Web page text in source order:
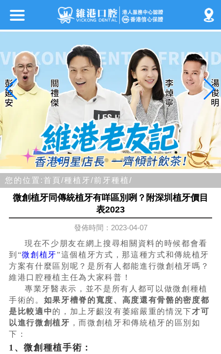
您的位置:首頁/種植牙/前牙種植/
微創植牙同傳統植牙有咩區別咧？附深圳植牙價目
表2023
發佈時間：2023-04-07
現在不少朋友在網上搜尋相關資料的時候都會看
到“微創植牙”這個植牙方式，那這種方式和傳統植牙
方案有什麼區別呢？是所有人都能進行微創植牙嗎？
維港口腔種植主任為大家科普！
專業牙醫表示，並不是所有人都可以做微創種植
手術的。 如果牙槽脊的寬度、高度還有骨骼的密度都
是比較適中的，加上牙齦沒有萎縮嚴重的情況下才可
以進行微創植牙 ，而微創植牙和傳統植牙的區別如
下：
1、微創種植手術：